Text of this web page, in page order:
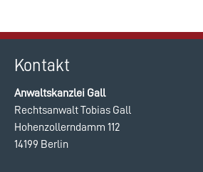
Kontakt
Anwaltskanzlei Gall
Rechtsanwalt Tobias Gall
Hohenzollerndamm 112
14199 Berlin